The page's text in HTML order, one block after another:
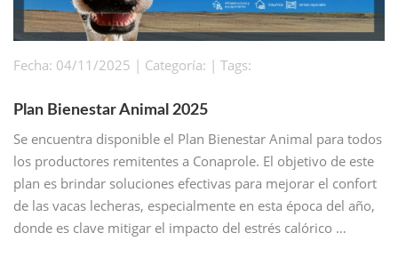
Fecha: 04/11/2025 | Categoría: | Tags:
Plan Bienestar Animal 2025
Se encuentra disponible el Plan Bienestar Animal para todos
los productores remitentes a Conaprole. El objetivo de este
plan es brindar soluciones efectivas para mejorar el confort
de las vacas lecheras, especialmente en esta época del año,
donde es clave mitigar el impacto del estrés calórico …